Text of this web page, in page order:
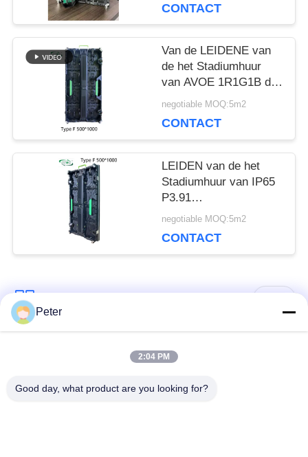
VR
SITEMAP
PRIVACYBELEID
CONTACT
Van de LEIDENE van
de het Stadiumhuur
van AVOE 1R1G1B de
Beschermer Vertonings
negotiable MOQ:5m2
CONTACT
LEIDEN van de het
Stadiumhuur van IP65
P3.91
Vertoningscomité
Krommekabinet
negotiable MOQ:5m2
CONTACT
populaire categorieën
Binnen vaste LED -
Peter
2:04 PM
Good day, what product are you looking for?